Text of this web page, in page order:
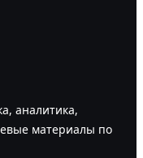
аналитика,
материалы по